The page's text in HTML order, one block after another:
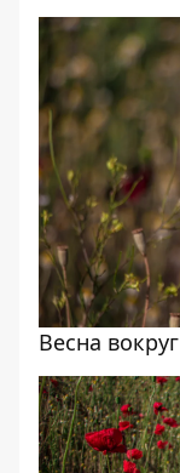
Весна вокруг